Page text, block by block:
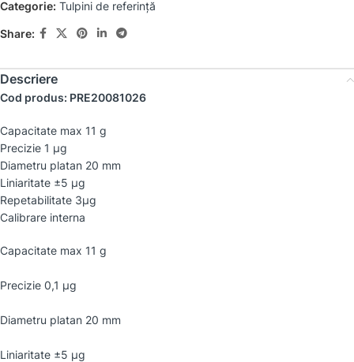
Categorie: Tulpini de referință
Share:
Descriere
Cod produs: PRE20081026
Capacitate max 11 g
Precizie 1 µg
Diametru platan 20 mm
Liniaritate ±5 µg
Repetabilitate 3µg
Calibrare interna
Capacitate max 11 g
Precizie 0,1 µg
Diametru platan 20 mm
Liniaritate ±5 µg